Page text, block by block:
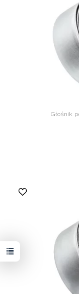
Głośnik